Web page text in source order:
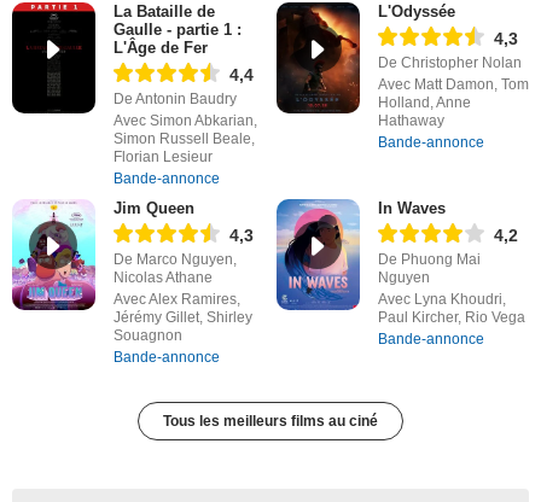
La Bataille de
Gaulle - partie 1 :
L'Âge de Fer
4,4
De Antonin Baudry
Avec Simon Abkarian,
Simon Russell Beale,
Florian Lesieur
Bande-annonce
L'Odyssée
4,3
De Christopher Nolan
Avec Matt Damon, Tom
Holland, Anne
Hathaway
Bande-annonce
Jim Queen
4,3
De Marco Nguyen,
Nicolas Athane
Avec Alex Ramires,
Jérémy Gillet, Shirley
Souagnon
Bande-annonce
In Waves
4,2
De Phuong Mai
Nguyen
Avec Lyna Khoudri,
Paul Kircher, Rio Vega
Bande-annonce
Tous les meilleurs films au ciné